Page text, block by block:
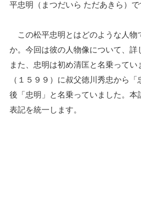
平忠明（まつだいら ただあきら）で
この松平忠明とはどのような人物
か。今回は彼の人物像について、詳
また、忠明は初め清匡と名乗って
（１５９９）に叔父徳川秀忠から
後「忠明」と名乗っていました。本
表記を統一します。